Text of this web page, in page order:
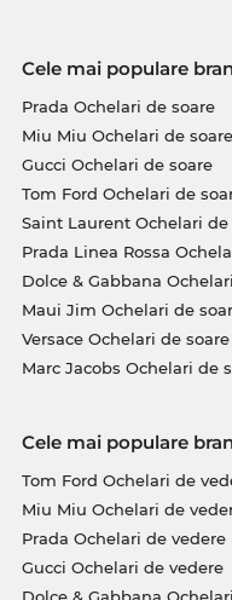
Cele mai populare
Prada Ochelari de soare
Miu Miu Ochelari de soare
Gucci Ochelari de soare
Tom Ford Ochelari de
Saint Laurent Ochelari de
Prada Linea Rossa
Dolce & Gabbana
Maui Jim Ochelari de
Versace Ochelari de soare
Marc Jacobs Ochelari de
Cele mai populare
Tom Ford Ochelari de
Miu Miu Ochelari de
Prada Ochelari de vedere
Gucci Ochelari de vedere